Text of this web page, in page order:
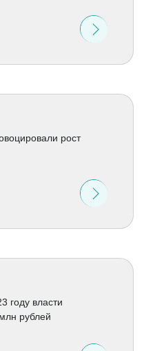
рост
году власти
рублей